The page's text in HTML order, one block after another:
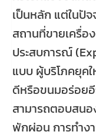
เป็นหลัก แต่ในปัจ
สถานที่ขายเครื่อ
ประสบการณ์
แบบ ผู้บริโภคยุค
ดีหรือขนมอร่อย
สามารถตอบสน
พักผ่อน การทำง